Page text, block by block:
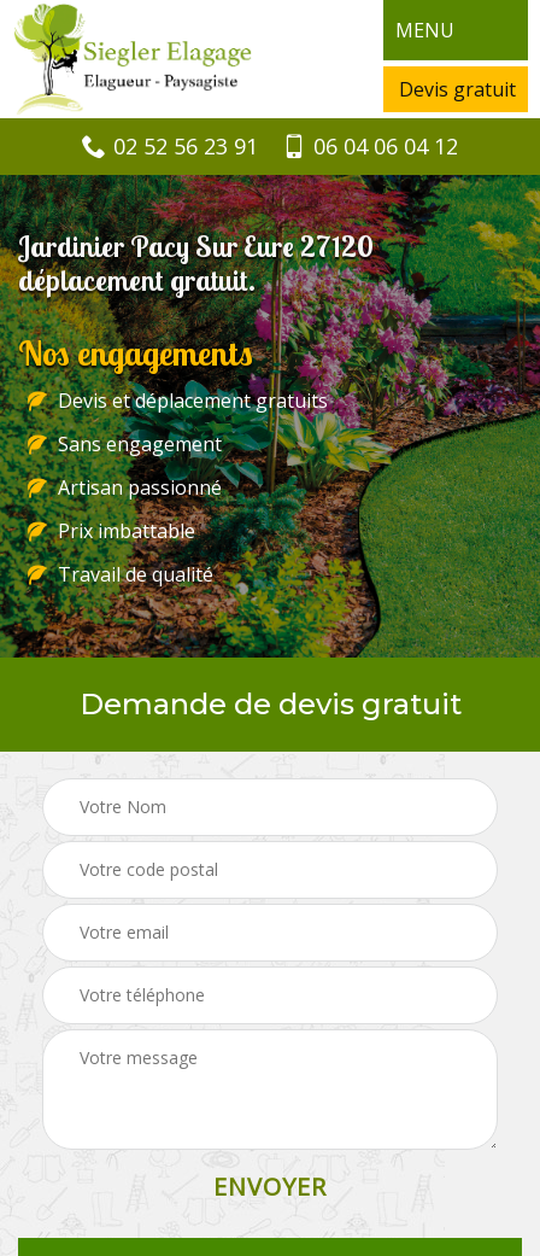
MENU
Devis gratuit
02 52 56 23 91 06 04 06 04 12
Jardinier Pacy Sur Eure 27120
déplacement gratuit.
Nos engagements
Devis et déplacement gratuits
Sans engagement
Artisan passionné
Prix imbattable
Travail de qualité
Demande de devis gratuit